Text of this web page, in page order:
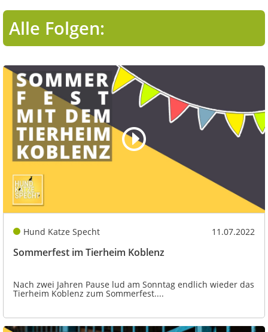
Alle Folgen:
Hund Katze Specht 11.07.2022
Sommerfest im Tierheim Koblenz
Nach zwei Jahren Pause lud am Sonntag endlich wieder das
Tierheim Koblenz zum Sommerfest....